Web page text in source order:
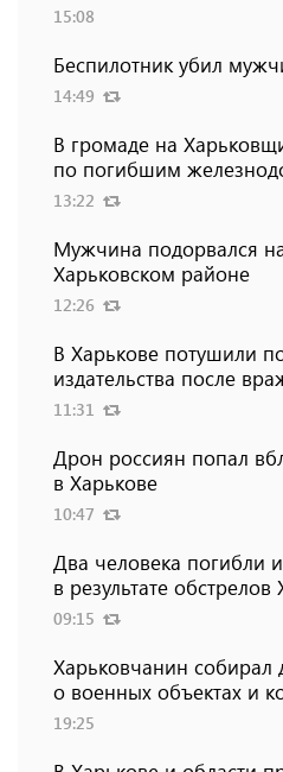
15:08
Беспилотник убил
14:49
В громаде на
по погибшим
13:22
Мужчина подорвался
Харьковском районе
12:26
В Харькове потушили
издательства после
11:31
Дрон россиян попал
в Харькове
10:47
Два человека погибли
в результате
09:15
Харьковчанин собирал
о военных объектах и
19:25